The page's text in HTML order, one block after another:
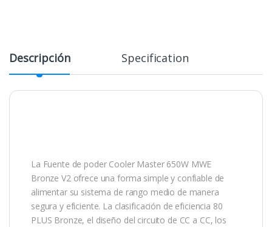
Descripción Specification
La Fuente de poder Cooler Master 650W MWE
Bronze V2 ofrece una forma simple y confiable de
alimentar su sistema de rango medio de manera
segura y eficiente. La clasificación de eficiencia 80
PLUS Bronze, el diseño del circuito de CC a CC, los